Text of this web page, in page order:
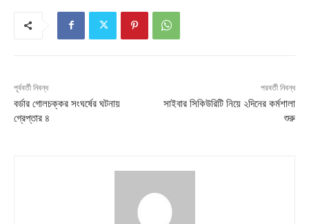
পূর্ববর্তী নিবন্ধ
বর্ডার গোলচক্কর সংঘর্ষের ঘটনায়
গ্রেপ্তার ৪
পরবর্তী নিবন্ধ
সাইবার সিকিউরিটি নিয়ে ২দিনের কর্মশালা
শুরু